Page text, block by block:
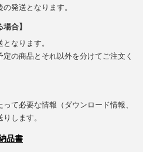
発送となります。
合】
なります。
の商品とそれ以外を分けてご注文く
て必要な情報（ダウンロード情報、
します。
品書